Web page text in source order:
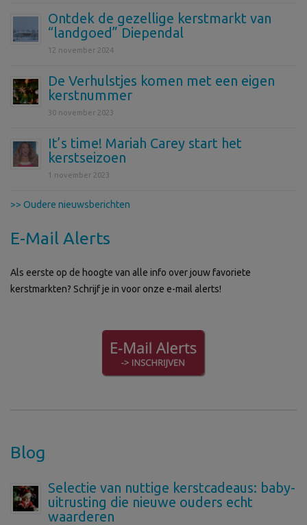
Ontdek de gezellige kerstmarkt van
“landgoed” Diependal
12 november 2024
De Verhulstjes komen met een eigen
kerstnummer
30 november 2023
It’s time! Mariah Carey start het
kerstseizoen
1 november 2023
>> Oudere nieuwsberichten
E-Mail Alerts
Als eerste op de hoogte van alle info over jouw favoriete
kerstmarkten? Schrijf je in voor onze e-mail alerts!
Blog
Selectie van nuttige kerstcadeaus: baby-
uitrusting die nieuwe ouders echt
waarderen